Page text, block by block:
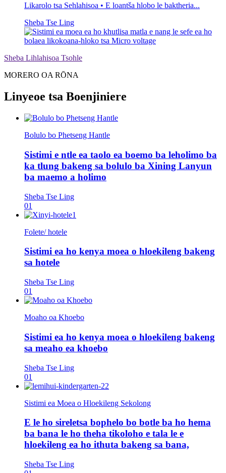
Likarolo tsa Sehlahisoa • E loantša hlobo le baktheria...
Sheba Tse Ling
Sheba Lihlahisoa Tsohle
MORERO OA RŌNA
Linyeoe tsa Boenjiniere
Bolulo bo Phetseng Hantle
Sistimi e ntle ea taolo ea boemo ba leholimo ba
ka tlung bakeng sa bolulo ba Xining Lanyun
ba maemo a holimo
Sheba Tse Ling
01
Folete/ hotele
Sistimi ea ho kenya moea o hloekileng bakeng
sa hotele
Sheba Tse Ling
01
Moaho oa Khoebo
Sistimi ea ho kenya moea o hloekileng bakeng
sa meaho ea khoebo
Sheba Tse Ling
01
Sistimi ea Moea o Hloekileng Sekolong
E le ho sireletsa bophelo bo botle ba ho hema
ba bana le ho theha tikoloho e tala le e
hloekileng ea ho ithuta bakeng sa bana,
Sheba Tse Ling